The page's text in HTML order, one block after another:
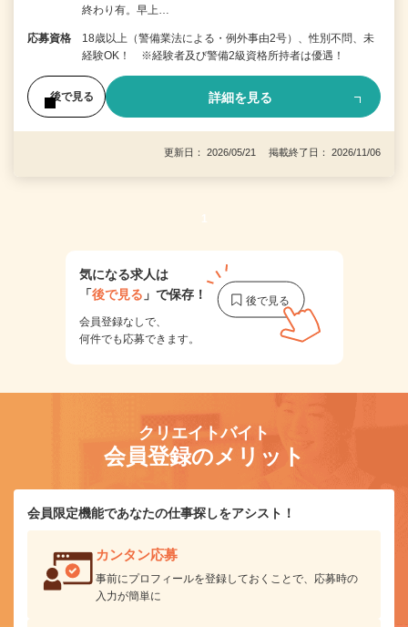
終わり有。早上…
応募資格
18歳以上（警備業法による・例外事由2号）、性別不問、未
経験OK！ ※経験者及び警備2級資格所持者は優遇！
後で見る 詳細を見る
更新日： 2026/05/21 掲載終了日： 2026/11/06
1
気になる求人は
「後で見る 」で保存！
会員登録なしで、
何件でも応募できます。
クリエイトバイト
会員登録のメリット
会員限定機能であなたの仕事探しをアシスト！
カンタン応募
事前にプロフィールを登録しておくことで、応募時の
入力が簡単に